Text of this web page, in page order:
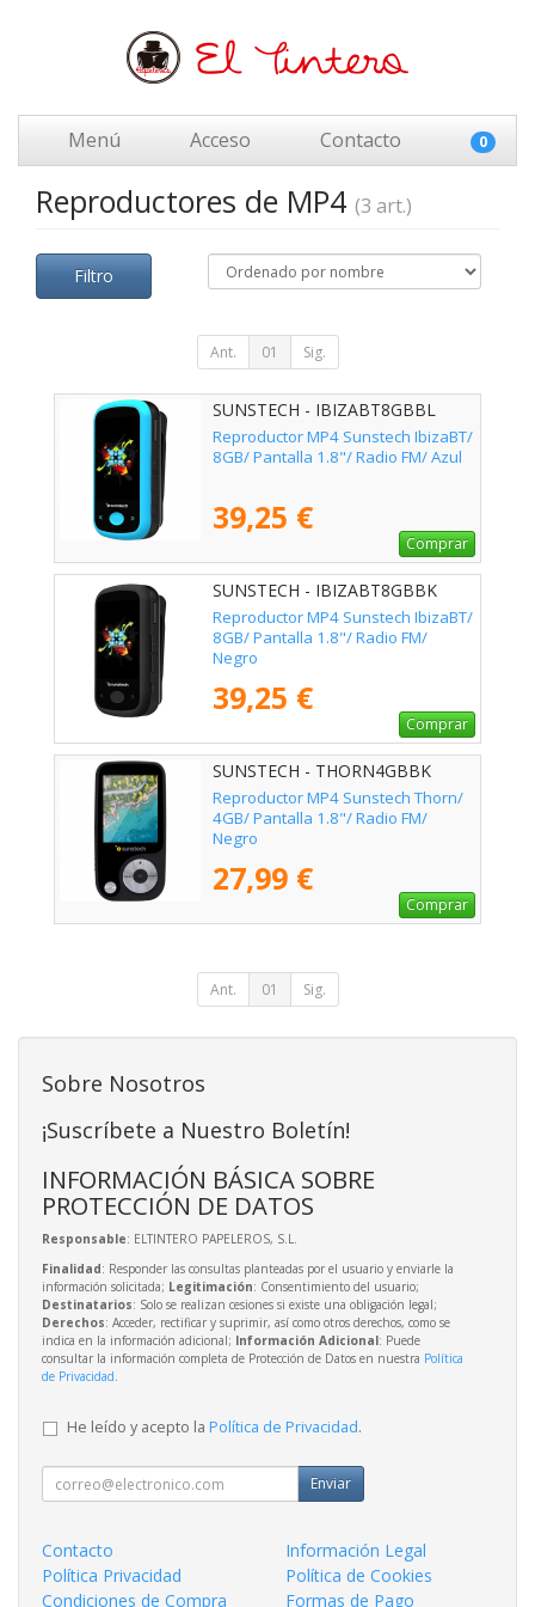
Menú Acceso Contacto 0
Reproductores de MP4 (3 art.)
Filtro
Ant. 01 Sig.
SUNSTECH - IBIZABT8GBBL
Reproductor MP4 Sunstech IbizaBT/
8GB/ Pantalla 1.8"/ Radio FM/ Azul
39,25 €
Comprar
SUNSTECH - IBIZABT8GBBK
Reproductor MP4 Sunstech IbizaBT/
8GB/ Pantalla 1.8"/ Radio FM/
Negro
39,25 €
Comprar
SUNSTECH - THORN4GBBK
Reproductor MP4 Sunstech Thorn/
4GB/ Pantalla 1.8"/ Radio FM/
Negro
27,99 €
Comprar
Ant. 01 Sig.
Sobre Nosotros
¡Suscríbete a Nuestro Boletín!
INFORMACIÓN BÁSICA SOBRE
PROTECCIÓN DE DATOS
Responsable: ELTINTERO PAPELEROS, S.L.
Finalidad: Responder las consultas planteadas por el usuario y enviarle la
información solicitada; Legitimación: Consentimiento del usuario;
Destinatarios: Solo se realizan cesiones si existe una obligación legal;
Derechos: Acceder, rectificar y suprimir, así como otros derechos, como se
indica en la información adicional; Información Adicional: Puede
consultar la información completa de Protección de Datos en nuestra Política
de Privacidad.
He leído y acepto la Política de Privacidad.
Enviar
Contacto
Información Legal
Política Privacidad
Política de Cookies
Condiciones de Compra
Formas de Pago